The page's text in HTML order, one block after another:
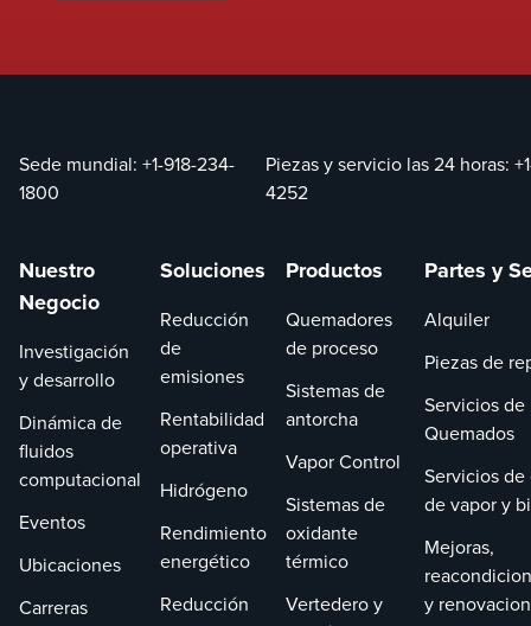
útil de los
experimentado a
rápidamente para
minimizar el
tiempo de
inactividad.
Sede mundial: +1-918-234-
1800
Piezas y servicio las 24 horas:
4252
Nuestro
Negocio
Investigación
y desarrollo
Dinámica de
fluidos
computacional
Eventos
Ubicaciones
Carreras
Soluciones
Reducción
de
emisiones
Rentabilidad
operativa
Hidrógeno
Rendimiento
energético
Reducción
Productos
Quemadores
de proceso
Sistemas de
antorcha
Vapor Control
Sistemas de
oxidante
térmico
Vertedero y
Partes y
Alquiler
Piezas de
Servicios de
Quemados
Servicios
de vapor y
Mejoras,
y